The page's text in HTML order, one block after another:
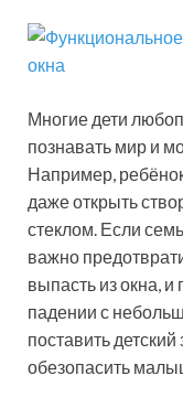
Многие дети
познавать мир и
Например,
даже открыть
стеклом. Если
важно
выпасть из окна,
падении с
поставить
обезопасить